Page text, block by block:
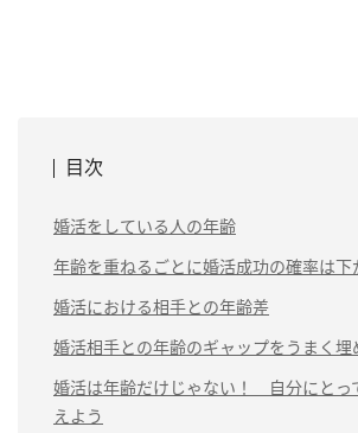
目次
婚活をしている人の年齢
年齢を重ねるごとに婚活成功の確率は下
婚活における相手との年齢差
婚活相手との年齢のギャップをうまく埋
婚活は年齢だけじゃない！ 自分にとっ
えよう